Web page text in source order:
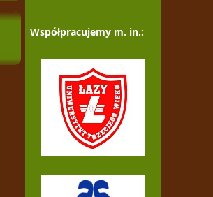
Współpracujemy m. in.: